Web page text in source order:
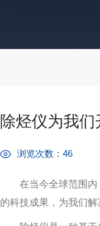
除烃仪为我
浏览次数：46
在当今全球范围内
的科技成果，为我们